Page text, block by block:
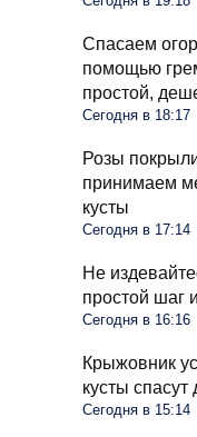
Спасаем
помощью
простой,
Сегодня в 18:17
Розы
принимаем
кусты
Сегодня в 17:14
Не
простой шаг
Сегодня в 16:16
Крыжовник
кусты
Сегодня в 15:14